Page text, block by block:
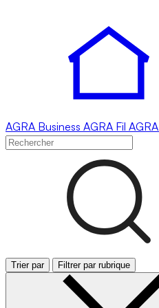
AGRA Business AGRA Fil AGRA
Trier par Filtrer par rubrique